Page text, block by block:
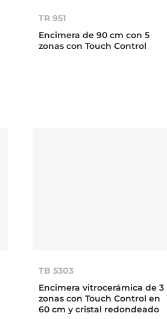
TR 951
Encimera de 90 cm con 5
zonas con Touch Control
TB 5303
Encimera vitrocerámica de 3
zonas con Touch Control en
60 cm y cristal redondeado